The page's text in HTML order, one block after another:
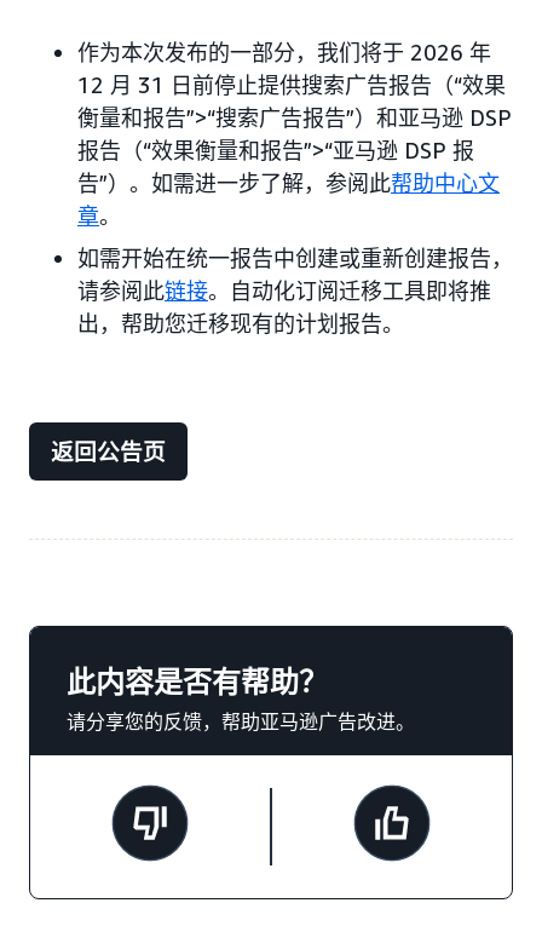
作为本次发布的一部分，我们将于 2026 年
12 月 31 日前停止提供搜索广告报告（“效果
衡量和报告”>“搜索广告报告”）和亚马逊 DSP
报告（“效果衡量和报告”>“亚马逊 DSP 报
告”）。如需进一步了解，参阅此帮助中心文
章。
如需开始在统一报告中创建或重新创建报告，
请参阅此链接。自动化订阅迁移工具即将推
出，帮助您迁移现有的计划报告。
返回公告页
此内容是否有帮助？
请分享您的反馈，帮助亚马逊广告改进。